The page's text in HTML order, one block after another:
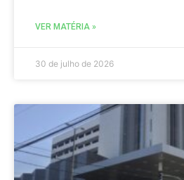
VER MATÉRIA »
30 de julho de 2026